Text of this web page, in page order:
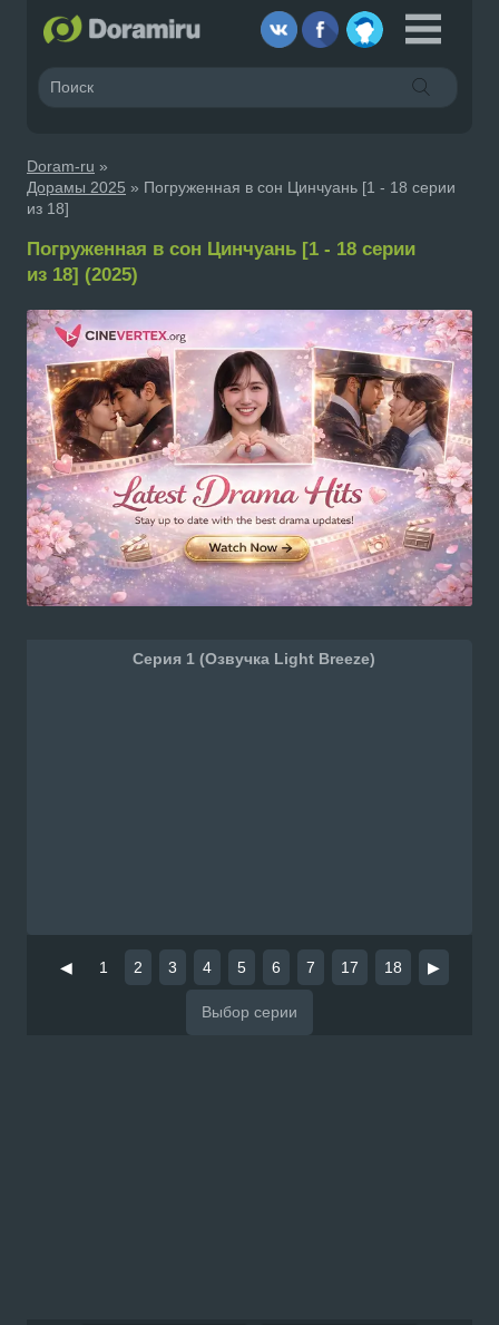
Doram-ru »
Дорамы 2025 » Погруженная в сон Цинчуань [1 - 18 серии
из 18]
Погруженная в сон Цинчуань [1 - 18 серии
из 18] (2025)
Серия 1 (Озвучка Light Breeze)
◀ 1 2 3 4 5 6 7 17 18 ▶